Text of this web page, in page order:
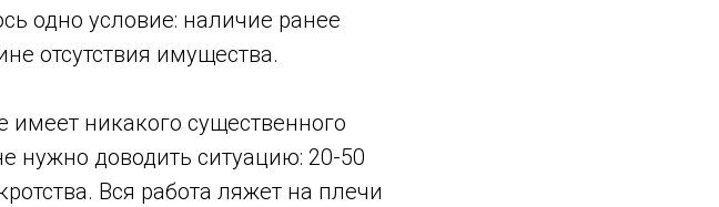
одно условие: наличие ранее
отсутствия имущества.
никакого существенного
нужно доводить ситуацию: 20-50
Вся работа ляжет на плечи